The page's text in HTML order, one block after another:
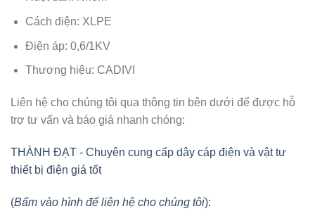
Cách điện: XLPE
Điện áp: 0,6/1KV
Thương hiệu: CADIVI
Liên hệ cho chúng tôi qua thông tin bên dưới để được hỗ
trợ tư vấn và báo giá nhanh chóng:
THÀNH ĐẠT - Chuyên cung cấp dây cáp điện và vật tư
thiết bị điện giá tốt
(Bấm vào hình để liên hệ cho chúng tôi):